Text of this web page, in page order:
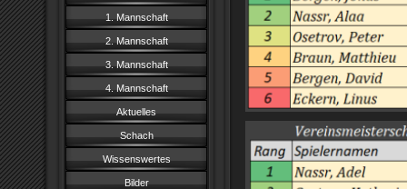
1. Mannschaft
2. Mannschaft
3. Mannschaft
4. Mannschaft
Aktuelles
Schach
Wissenswertes
Bilder